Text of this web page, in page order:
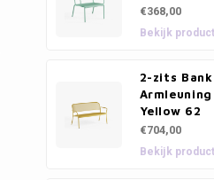
€368,00
Bekijk product
2-zits
Yellow 62
€704,00
Bekijk product